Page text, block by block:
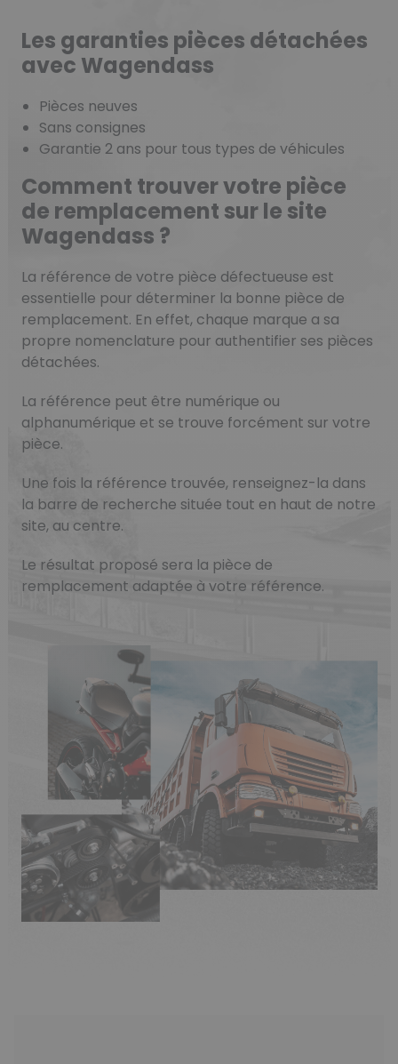
Les garanties pièces détachées
avec Wagendass
Pièces neuves
Sans consignes
Garantie 2 ans pour tous types de véhicules
Comment trouver votre pièce
de remplacement sur le site
Wagendass ?
La référence de votre pièce défectueuse est
essentielle pour déterminer la bonne pièce de
remplacement. En effet, chaque marque a sa
propre nomenclature pour authentifier ses pièces
détachées.
La référence peut être numérique ou
alphanumérique et se trouve forcément sur votre
pièce.
Une fois la référence trouvée, renseignez-la dans
la barre de recherche située tout en haut de notre
site, au centre.
Le résultat proposé sera la pièce de
remplacement adaptée à votre référence.